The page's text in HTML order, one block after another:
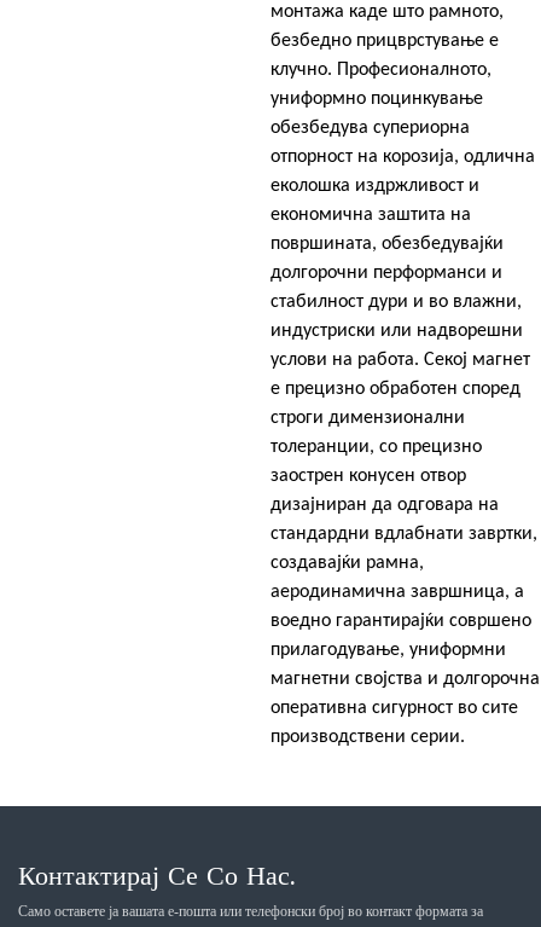
монтажа каде што рамното,
безбедно прицврстување е
клучно. Професионалното,
униформно поцинкување
обезбедува супериорна
отпорност на корозија, одлична
еколошка издржливост и
економична заштита на
површината, обезбедувајќи
долгорочни перформанси и
стабилност дури и во влажни,
индустриски или надворешни
услови на работа. Секој магнет
е прецизно обработен според
строги димензионални
толеранции, со прецизно
заострен конусен отвор
дизајниран да одговара на
стандардни вдлабнати завртки,
создавајќи рамна,
аеродинамична завршница, а
воедно гарантирајќи совршено
прилагодување, униформни
магнетни својства и долгорочна
оперативна сигурност во сите
производствени серии.
Контактирај Се Со Нас.
Само оставете ја вашата е-пошта или телефонски број во контакт формата за